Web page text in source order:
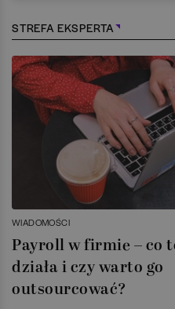
STREFA EKSPERTA
WIADOMOŚCI
Payroll w firmie – co
działa i czy warto go
outsourcować?